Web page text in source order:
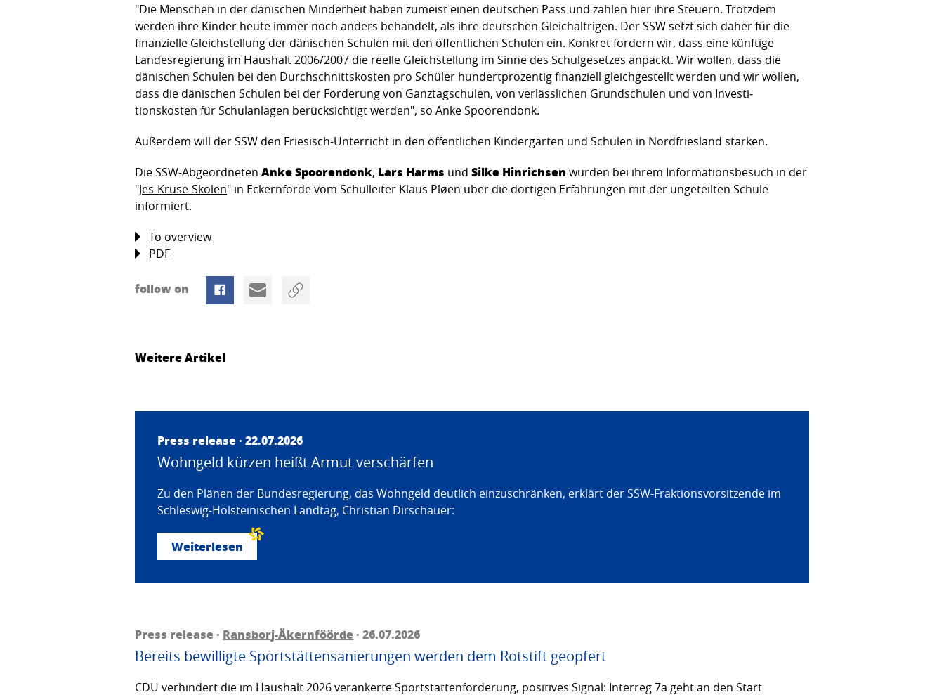
"Die Menschen in der dänischen Minderheit haben zumeist einen deutschen Pass und zahlen hier ihre Steuern. Trotzdem
werden ihre Kinder heute immer noch anders behandelt, als ihre deutschen Gleichaltrigen. Der SSW setzt sich daher für die
finanzielle Gleichstellung der dänischen Schulen mit den öffentlichen Schulen ein. Konkret fordern wir, dass eine künftige
Landesregierung im Haushalt 2006/2007 die reelle Gleichstellung im Sinne des Schulgesetzes anpackt. Wir wollen, dass die
däni­schen Schulen bei den Durchschnittskosten pro Schüler hundert­prozentig finanziell gleichgestellt werden und wir wollen,
dass die dänischen Schulen bei der Förderung von Ganz­tagschulen, von verlässlichen Grundschulen und von Investi­
tionskosten für Schul­anla­gen berück­sichtigt werden", so Anke Spoorendonk.
Außerdem will der SSW den Friesisch-Unterricht in den öffentlichen Kindergärten und Schulen in Nordfriesland stärken.
Die SSW-Abgeordneten Anke Spoorendonk, Lars Harms und Silke Hinrichsen wurden bei ihrem Informationsbesuch in der
"Jes-Kruse-Skolen" in Eckernförde vom Schulleiter Klaus Pløen über die dortigen Erfahrungen mit der ungeteilten Schule
informiert.
To overview
PDF
follow on
Weitere Artikel
Press release · 22.07.2026
Wohngeld kürzen heißt Armut verschärfen
Zu den Plänen der Bundesregierung, das Wohngeld deutlich einzuschränken, erklärt der SSW-Fraktionsvorsitzende im
Schleswig-Holsteinischen Landtag, Christian Dirschauer:
Weiterlesen
Press release · Ransborj-Äkernföörde· 26.07.2026
Bereits bewilligte Sportstättensanierungen werden dem Rotstift geopfert
CDU verhindert die im Haushalt 2026 verankerte Sportstättenförderung, positives Signal: Interreg 7a geht an den Start